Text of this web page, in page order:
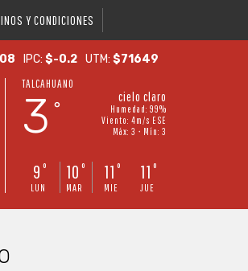
Y CONDICIONES
IPC:$-0.2 UTM:$71649
TALCAHUANO
3 °
cielo claro
Humedad: 99%
Viento: 4m/s ESE
Máx: 3 • Mín: 3
9 °
LUN
10 °
MAR
11 °
MIE
11 °
JUE